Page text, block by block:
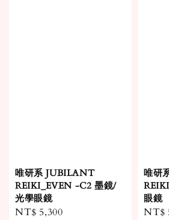
唯研系 JUBILANT
REIKI_EVEN -C2 墨鏡/
光學眼鏡
Regular
NT$ 5,300
唯研
眼鏡
NT$